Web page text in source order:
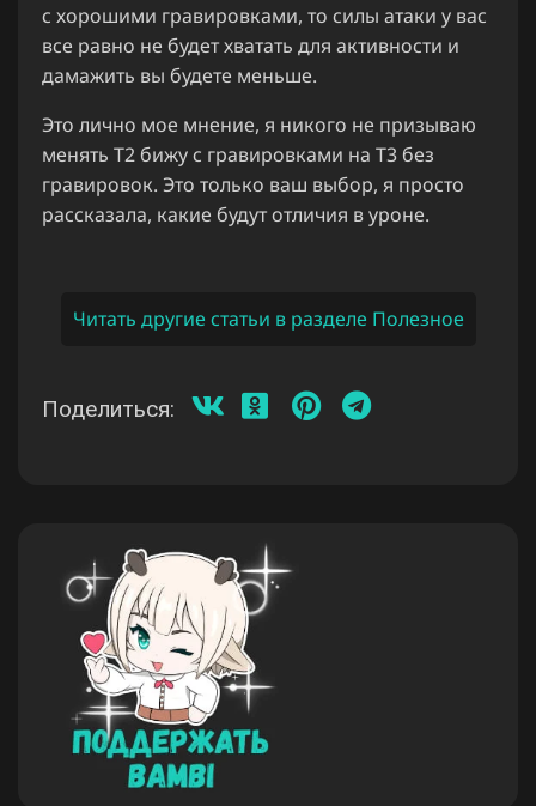
с хорошими гравировками, то силы атаки у вас
все равно не будет хватать для активности и
дамажить вы будете меньше.
Это лично мое мнение, я никого не призываю
менять Т2 бижу с гравировками на Т3 без
гравировок. Это только ваш выбор, я просто
рассказала, какие будут отличия в уроне.
Читать другие статьи в разделе Полезное
Поделиться: